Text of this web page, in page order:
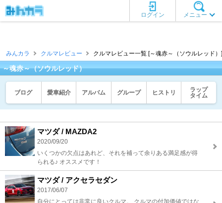
メニュー
ログイン
みんカラ クルマレビュー クルマレビュー一覧 [～魂赤～（ソウルレッド）]
～魂赤～（ソウルレッド）
ブログ 愛車紹介 アルバム グループ ヒストリ
ラップ
タイム
マツダ / MAZDA2
2020/09/20
いくつかの欠点はあれど、それを補って余りある満足感が得
られる♪ オススメです！
マツダ / アクセラセダン
2017/06/07
自分にとっては非常に良いクルマ。 クルマの付加価値ではな